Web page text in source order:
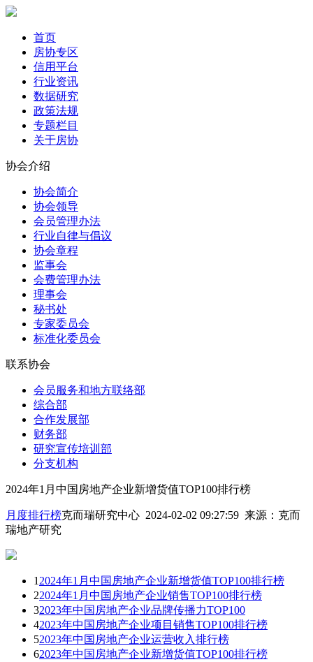
首页
房协专区
信用平台
行业资讯
数据研究
政策法规
专题栏目
关于房协
协会介绍
协会简介
协会领导
会员管理办法
行业自律与倡议
协会章程
监事会
会费管理办法
理事会
秘书处
专家委员会
标准化委员会
联系协会
会员服务和地方联络部
综合部
合作发展部
财务部
研究宣传培训部
分支机构
2024年1月中国房地产企业新增货值TOP100排行榜
月度排行榜克而瑞研究中心 2024-02-02 09:27:59 来源： 克而
瑞地产研究
1 2024年1月中国房地产企业新增货值TOP100排行榜
22024年1月中国房地产企业销售TOP100排行榜
32023年中国房地产企业品牌传播力TOP100
42023年中国房地产企业项目销售TOP100排行榜
52023年中国房地产企业运营收入排行榜
62023年中国房地产企业新增货值TOP100排行榜